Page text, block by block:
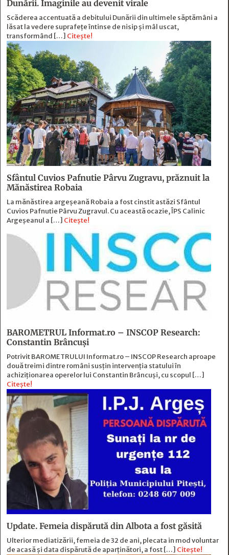
Dunării. Imaginile au devenit virale
Scăderea accentuată a debitului Dunării din ultimele săptămâni a
lăsat la vedere suprafețe întinse de nisip și mâl uscat,
transformând […] Citește!
Sfântul Cuvios Pafnutie Pârvu Zugravu, prăznuit la
Mănăstirea Robaia
La mănăstirea argeșeană Robaia a fost cinstit astăzi Sfântul
Cuvios Pafnutie Pârvu Zugravul. Cu această ocazie, ÎPS Calinic
Argeșeanul a […] Citește!
BAROMETRUL Informat.ro – INSCOP Research:
Constantin Brâncuși
Potrivit BAROMETRULUI Informat.ro – INSCOP Research aproape
două treimi dintre români susțin intervenția statului în
achiziționarea operelor lui Constantin Brâncuși, cu scopul […]
Citește!
Update. Femeia dispărută din Albota a fost găsită
Ulterior mediatizării, femeia de 32 de ani, plecata in mod voluntar
de acasă și data dispărută de aparținători, a fost […] Citește!